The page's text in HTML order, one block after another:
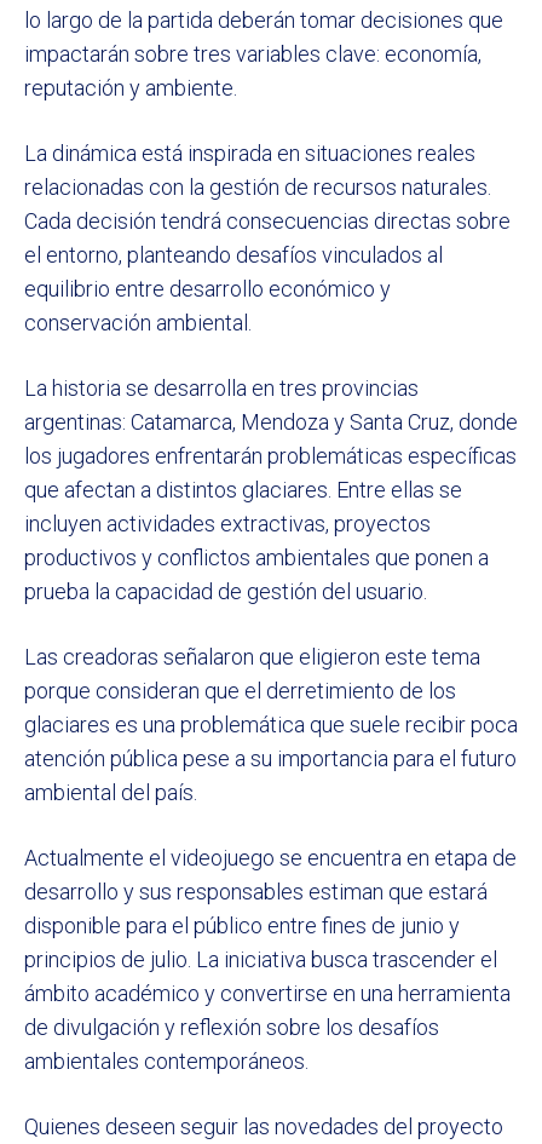
lo largo de la partida deberán tomar decisiones que
impactarán sobre tres variables clave: economía,
reputación y ambiente.
La dinámica está inspirada en situaciones reales
relacionadas con la gestión de recursos naturales.
Cada decisión tendrá consecuencias directas sobre
el entorno, planteando desafíos vinculados al
equilibrio entre desarrollo económico y
conservación ambiental.
La historia se desarrolla en tres provincias
argentinas: Catamarca, Mendoza y Santa Cruz, donde
los jugadores enfrentarán problemáticas específicas
que afectan a distintos glaciares. Entre ellas se
incluyen actividades extractivas, proyectos
productivos y conflictos ambientales que ponen a
prueba la capacidad de gestión del usuario.
Las creadoras señalaron que eligieron este tema
porque consideran que el derretimiento de los
glaciares es una problemática que suele recibir poca
atención pública pese a su importancia para el futuro
ambiental del país.
Actualmente el videojuego se encuentra en etapa de
desarrollo y sus responsables estiman que estará
disponible para el público entre fines de junio y
principios de julio. La iniciativa busca trascender el
ámbito académico y convertirse en una herramienta
de divulgación y reflexión sobre los desafíos
ambientales contemporáneos.
Quienes deseen seguir las novedades del proyecto